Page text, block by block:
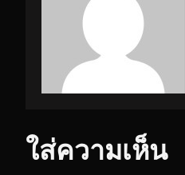
ใส่ความเห็น